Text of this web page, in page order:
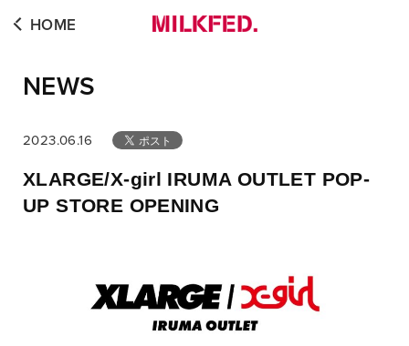
NEWS
HOME
2023.06.16
XLARGE/X-girl IRUMA OUTLET POP-
UP STORE OPENING